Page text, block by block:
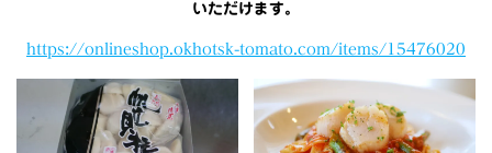
いただけます。
https://onlineshop.okhotsk-tomato.com/items/15476020